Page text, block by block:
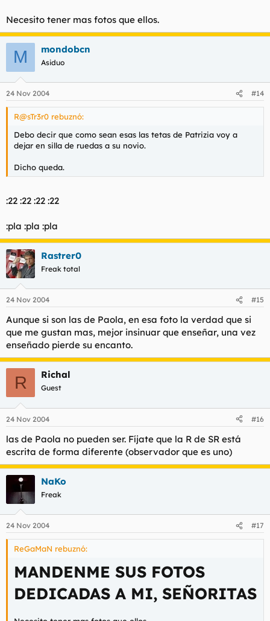
Necesito tener mas fotos que ellos.
M mondobcn
Asiduo
24 Nov 2004 #14
R@sTr3r0 rebuznó:
Debo decir que como sean esas las tetas de Patrizia voy a
dejar en silla de ruedas a su novio.
Dicho queda.
:22 :22 :22 :22
:pla :pla :pla
Rastrer0
Freak total
24 Nov 2004 #15
Aunque si son las de Paola, en esa foto la verdad que si
que me gustan mas, mejor insinuar que enseñar, una vez
enseñado pierde su encanto.
R Richal
Guest
24 Nov 2004 #16
las de Paola no pueden ser. Fíjate que la R de SR está
escrita de forma diferente (observador que es uno)
NaKo
Freak
24 Nov 2004 #17
ReGaMaN rebuznó:
MANDENME SUS FOTOS
DEDICADAS A MI, SEÑORITAS